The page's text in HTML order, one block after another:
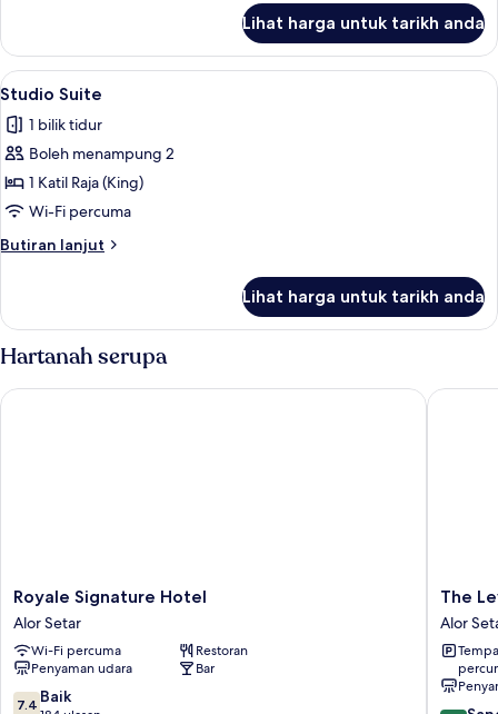
Suite
Lihat harga untuk tarikh anda
Lihat
semua
foto
untuk
Studio
Suite
Studio Suite | Bar mini, meja,
4
Studio Suite
1 bilik tidur
Boleh menampung 2
1 Katil Raja (King)
Wi-Fi percuma
Butiran lanjut
Butiran
Suite
Lihat harga untuk tarikh anda
Hartanah serupa
Royale
Signature
Hotel
Alor
Setar
Royale Signature Hotel
Alor Setar
Wi-Fi percuma
Restoran
Penyaman udara
Bar
7.4
7.4 Baik
Royale Signature Hotel
The
Business
Hotel
Alor
The
Alor
The